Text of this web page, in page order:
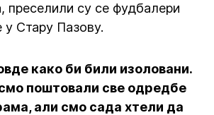
преселили су се фудбалери
у Стару Пазову.
како би били изоловани.
поштовали све одредбе
али смо сада хтели да